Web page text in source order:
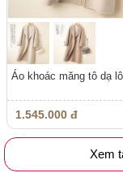
Áo khoác măng tô dạ
1.545.000 đ
Xem